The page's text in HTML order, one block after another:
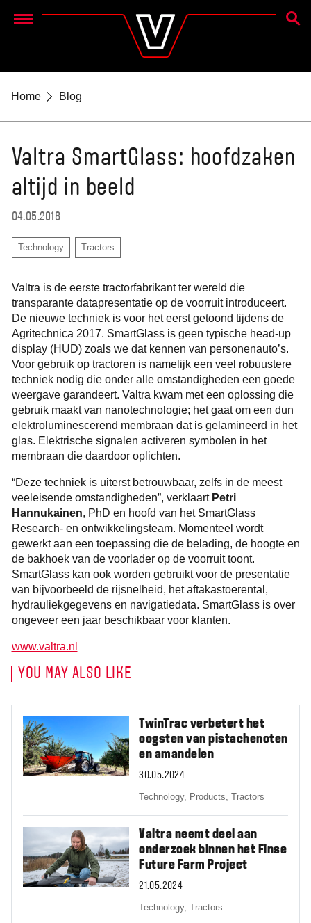
Menu
ZOEK
Home Blog
Valtra SmartGlass: hoofdzaken
altijd in beeld
04.05.2018
Technology Tractors
Valtra is de eerste tractorfabrikant ter wereld die
transparante datapresentatie op de voorruit introduceert.
De nieuwe techniek is voor het eerst getoond tijdens de
Agritechnica 2017. SmartGlass is geen typische head-up
display (HUD) zoals we dat kennen van personenauto’s.
Voor gebruik op tractoren is namelijk een veel robuustere
techniek nodig die onder alle omstandigheden een goede
weergave garandeert. Valtra kwam met een oplossing die
gebruik maakt van nanotechnologie; het gaat om een dun
elektroluminescerend membraan dat is gelamineerd in het
glas. Elektrische signalen activeren symbolen in het
membraan die daardoor oplichten.
“Deze techniek is uiterst betrouwbaar, zelfs in de meest
veeleisende omstandigheden”, verklaart Petri
Hannukainen, PhD en hoofd van het SmartGlass
Research- en ontwikkelingsteam. Momenteel wordt
gewerkt aan een toepassing die de belading, de hoogte en
de bakhoek van de voorlader op de voorruit toont.
SmartGlass kan ook worden gebruikt voor de presentatie
van bijvoorbeeld de rijsnelheid, het aftakastoerental,
hydrauliekgegevens en navigatiedata. SmartGlass is over
ongeveer een jaar beschikbaar voor klanten.
www.valtra.nl
YOU MAY ALSO LIKE
TwinTrac verbetert het
oogsten van pistachenoten
en amandelen
30.05.2024
Technology, Products,Tractors
Valtra neemt deel aan
onderzoek binnen het Finse
Future Farm Project
21.05.2024
Technology,Tractors